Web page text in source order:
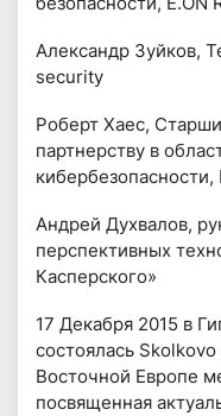
Александр Зуйков,
security
Роберт Хаес,
партнерству в
Андрей Духвалов,
перспективных
Касперского»
17 Декабря 2015 в
состоялась
Восточной Европе
посвященная